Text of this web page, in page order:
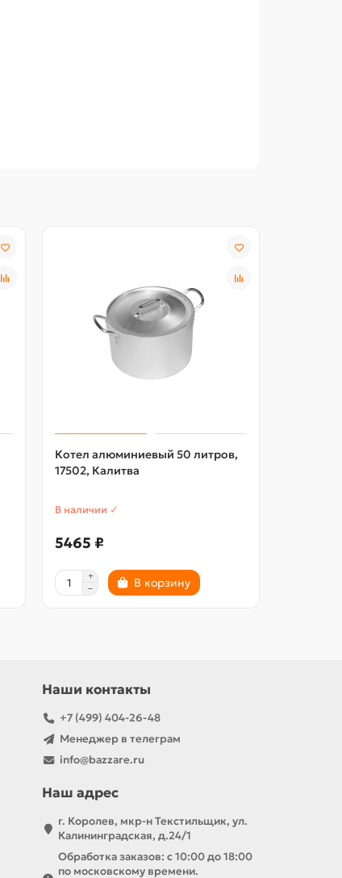
Котел алюминиевый 50 литров,
17502, Калитва
В наличии ✓
5465 ₽
В корзину
Наши контакты
+7 (499) 404-26-48
Менеджер в телеграм
info@bazzare.ru
Наш адрес
г. Королев, мкр-н Текстильщик, ул.
Калининградская, д.24/1
Обработка заказов: с 10:00 до 18:00
по московскому времени.